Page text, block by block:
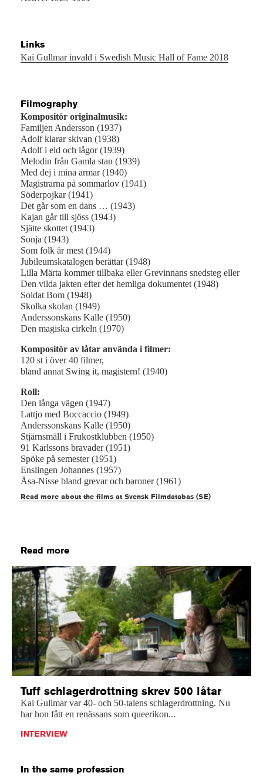
Links
Kai Gullmar invald i Swedish Music Hall of Fame 2018
Filmography
Kompositör originalmusik:
Familjen Andersson (1937)
Adolf klarar skivan (1938)
Adolf i eld och lågor (1939)
Melodin från Gamla stan (1939)
Med dej i mina armar (1940)
Magistrarna på sommarlov (1941)
Söderpojkar (1941)
Det går som en dans … (1943)
Kajan går till sjöss (1943)
Sjätte skottet (1943)
Sonja (1943)
Som folk är mest (1944)
Jubileumskatalogen berättar (1948)
Lilla Märta kommer tillbaka eller Grevinnans snedsteg eller
Den vilda jakten efter det hemliga dokumentet (1948)
Soldat Bom (1948)
Skolka skolan (1949)
Anderssonskans Kalle (1950)
Den magiska cirkeln (1970)
Kompositör av låtar använda i filmer:
120 st i över 40 filmer,
bland annat Swing it, magistern! (1940)
Roll:
Den långa vägen (1947)
Lattjo med Boccaccio (1949)
Anderssonskans Kalle (1950)
Stjärnsmäll i Frukostklubben (1950)
91 Karlssons bravader (1951)
Spöke på semester (1951)
Enslingen Johannes (1957)
Åsa-Nisse bland grevar och baroner (1961)
Read more about the films at Svensk Filmdatabas (SE)
Read more
Tuff schlagerdrottning skrev 500 låtar
Kai Gullmar var 40- och 50-talens schlagerdrottning. Nu
har hon fått en renässans som queerikon...
INTERVIEW
In the same profession